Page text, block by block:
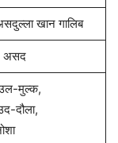
खान गालिब
असद
मुल्क,
दौला,